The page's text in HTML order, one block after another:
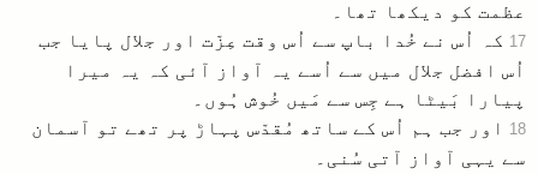
عظمت کو دیکھا تھا۔
17 کہ اُس نے خُدا باپ سے اُس وقت عِزّت اور جلال پایا جب
اُس افضل جلال میں سے اُسے یہ آواز آئی کہ یہ میرا
پیارا بَیٹا ہے جِس سے مَیں خُوش ہُوں۔
18 اور جب ہم اُس کے ساتھ مُقدّس پہاڑ پر تھے تو آسمان
سے یہی آواز آتی سُنی۔